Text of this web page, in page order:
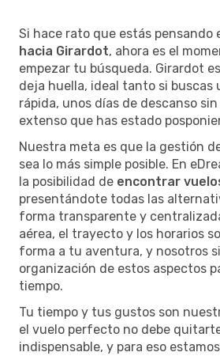
Si hace rato que estás pensando
hacia Girardot, ahora es el
empezar tu búsqueda. Girardot
deja huella, ideal tanto si buscas
rápida, unos días de descanso
extenso que has estado
Nuestra meta es que la gestión
sea lo más simple posible. En
la posibilidad de encontrar
presentándote todas las
forma transparente y
aérea, el trayecto y los horarios
forma a tu aventura, y nosotros
organización de estos aspectos
tiempo.
Tu tiempo y tus gustos son
el vuelo perfecto no debe
indispensable, y para eso